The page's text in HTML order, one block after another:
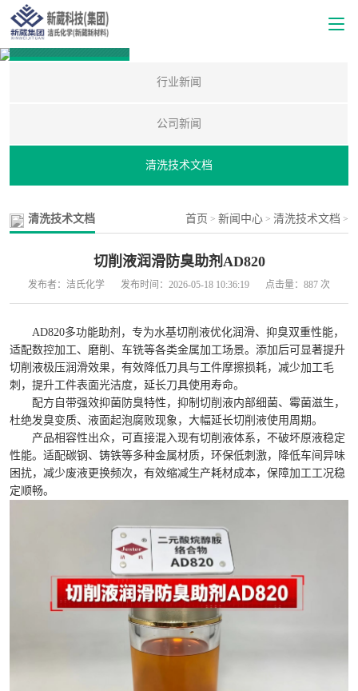
新闻中心
行业新闻
公司新闻
清洗技术文档
清洗技术文档 首页 > 新闻中心 > 清洗技术文档 >
切削液润滑防臭助剂AD820
发布者：洁氏化学 发布时间：2026-05-18 10:36:19 点击量：887 次
AD820多功能助剂，专为水基切削液优化润滑、抑臭双重性能，
适配数控加工、磨削、车铣等各类金属加工场景。添加后可显著提升
切削液极压润滑效果，有效降低刀具与工件摩擦损耗，减少加工毛
刺，提升工件表面光洁度，延长刀具使用寿命。
配方自带强效抑菌防臭特性，抑制切削液内部细菌、霉菌滋生，
杜绝发臭变质、液面起泡腐败现象，大幅延长切削液使用周期。
产品相容性出众，可直接混入现有切削液体系，不破坏原液稳定
性能。适配碳钢、铸铁等多种金属材质，环保低刺激，降低车间异味
困扰，减少废液更换频次，有效缩减生产耗材成本，保障加工工况稳
定顺畅。